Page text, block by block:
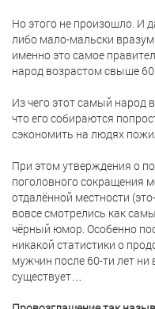
Но этого не произошло. И
либо мало-мальски
именно это самое
народ возрастом свыше
Из чего этот самый народ
что его собираются
сэкономить на людях
При этом утверждения о
поголовного сокращения
отдалённой местности
вовсе смотрелись как
чёрный юмор. Особенно
никакой статистики о
мужчин после 60-ти лет ни
существует…